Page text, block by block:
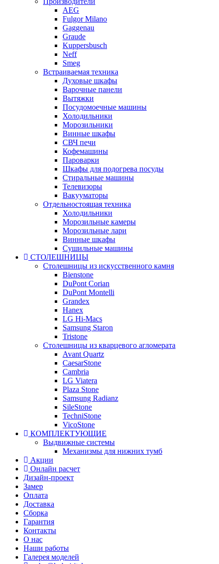
AEG
Fulgor Milano
Gaggenau
Graude
Kuppersbusch
Neff
Smeg
Встраиваемая техника
Духовые шкафы
Варочные панели
Вытяжки
Посудомоечные машины
Холодильники
Морозильники
Винные шкафы
СВЧ печи
Кофемашины
Пароварки
Шкафы для подогрева посуды
Стиральные машины
Телевизоры
Вакууматоры
Отдельностоящая техника
Холодильники
Морозильные камеры
Морозильные лари
Винные шкафы
Сушильные машины
СТОЛЕШНИЦЫ
Столешницы из искусственного камня
Bienstone
DuPont Corian
DuPont Montelli
Grandex
Hanex
LG Hi-Macs
Samsung Staron
Tristone
Столешницы из кварцевого агломерата
Avant Quartz
CaesarStone
Cambria
LG Viatera
Plaza Stone
Samsung Radianz
SileStone
TechniStone
VicoStone
КОМПЛЕКТУЮЩИЕ
Выдвижные системы
Механизмы для нижних тумб
Акции
Онлайн расчет
Дизайн-проект
Замер
Оплата
Доставка
Сборка
Гарантия
Контакты
О нас
Наши работы
Галерея моделей